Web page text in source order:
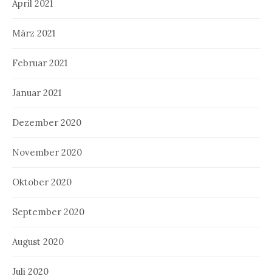
April 2021
März 2021
Februar 2021
Januar 2021
Dezember 2020
November 2020
Oktober 2020
September 2020
August 2020
Juli 2020